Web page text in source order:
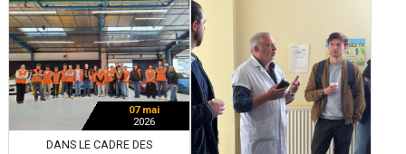
07 mai
2026
DANS LE CADRE DES